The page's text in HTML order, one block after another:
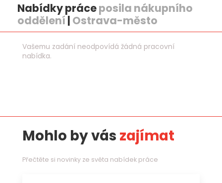
Nabídky práceposila nákupního
oddělení | Ostrava-město
Vašemu zadání neodpovídá žádná pracovní
nabídka.
Mohlo by vás zajímat
Přečtěte si novinky ze světa nabídek práce